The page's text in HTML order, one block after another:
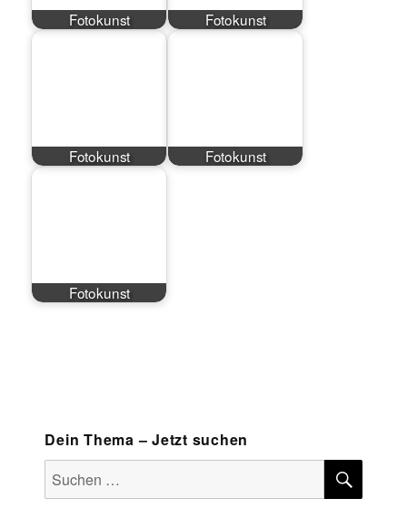
Fotokunst Fotokunst
Fotokunst Fotokunst
Fotokunst
Dein Thema – Jetzt suchen
Suchen
nach: